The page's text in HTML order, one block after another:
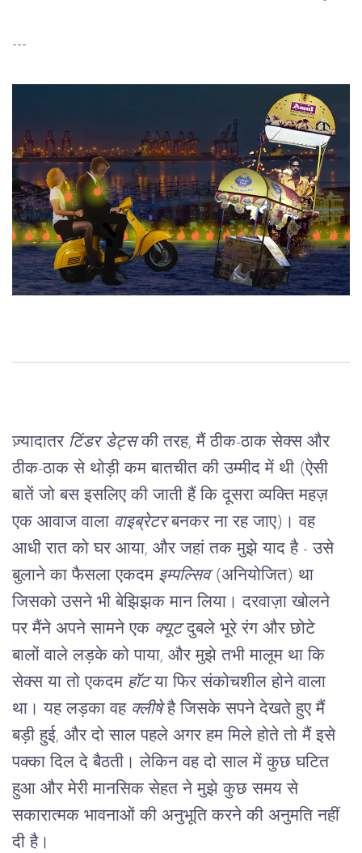
---
ज़्यादातर टिंडर डेट्स की तरह, मैं ठीक-ठाक सेक्स और
ठीक-ठाक से थोड़ी कम बातचीत की उम्मीद में थी (ऐसी
बातें जो बस इसलिए की जाती हैं कि दूसरा व्यक्ति महज़
एक आवाज वाला वाइब्रेटर बनकर ना रह जाए)। वह
आधी रात को घर आया, और जहां तक मुझे याद है - उसे
बुलाने का फैसला एकदम इम्पल्सिव (अनियोजित) था
जिसको उसने भी बेझिझक मान लिया। दरवाज़ा खोलने
पर मैंने अपने सामने एक क्यूट दुबले भूरे रंग और छोटे
बालों वाले लड़के को पाया, और मुझे तभी मालूम था कि
सेक्स या तो एकदम हॉट या फिर संकोचशील होने वाला
था। यह लड़का वह क्लीषे है जिसके सपने देखते हुए मैं
बड़ी हुई, और दो साल पहले अगर हम मिले होते तो मैं इसे
पक्का दिल दे बैठती। लेकिन वह दो साल में कुछ घटित
हुआ और मेरी मानसिक सेहत ने मुझे कुछ समय से
सकारात्मक भावनाओं की अनुभूति करने की अनुमति नहीं
दी है।